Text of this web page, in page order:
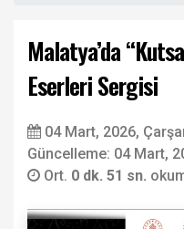
Malatya’da
Eserleri Sergisi
04 Mart, 2026,
Güncelleme: 04 Mart,
Ort. 0 dk. 51 sn.